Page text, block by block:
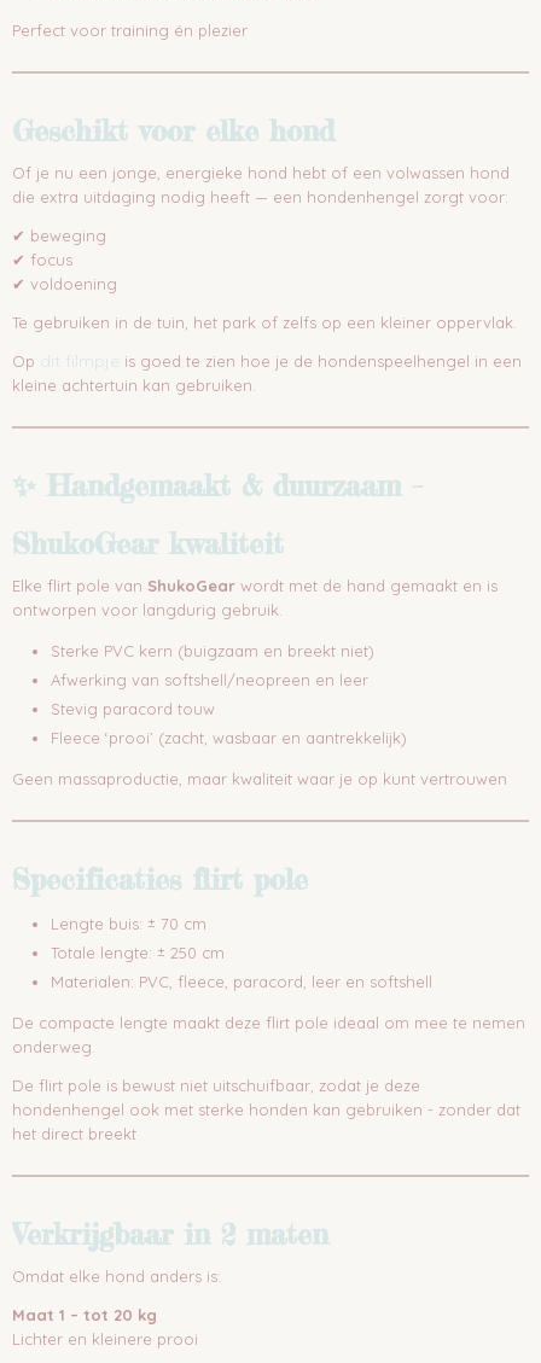
Perfect voor training én plezier
Geschikt voor elke hond
Of je nu een jonge, energieke hond hebt of een volwassen hond
die extra uitdaging nodig heeft — een hondenhengel zorgt voor:
✔ beweging
✔ focus
✔ voldoening
Te gebruiken in de tuin, het park of zelfs op een kleiner oppervlak.
Op dit filmpje is goed te zien hoe je de hondenspeelhengel in een
kleine achtertuin kan gebruiken.
✨ Handgemaakt & duurzaam –
ShukoGear kwaliteit
Elke flirt pole van ShukoGear wordt met de hand gemaakt en is
ontworpen voor langdurig gebruik.
Sterke PVC kern (buigzaam en breekt niet)
Afwerking van softshell/neopreen en leer
Stevig paracord touw
Fleece ‘prooi’ (zacht, wasbaar en aantrekkelijk)
Geen massaproductie, maar kwaliteit waar je op kunt vertrouwen
Specificaties flirt pole
Lengte buis: ± 70 cm
Totale lengte: ± 250 cm
Materialen: PVC, fleece, paracord, leer en softshell
De compacte lengte maakt deze flirt pole ideaal om mee te nemen
onderweg.
De flirt pole is bewust niet uitschuifbaar, zodat je deze
hondenhengel ook met sterke honden kan gebruiken - zonder dat
het direct breekt
Verkrijgbaar in 2 maten
Omdat elke hond anders is:
Maat 1 – tot 20 kg
Lichter en kleinere prooi